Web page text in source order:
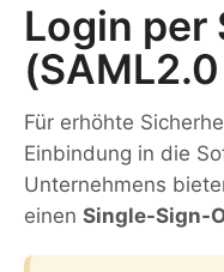
Login per
Für erhöhte
Einbindung in die
Unternehmens
einen Single-Sign-